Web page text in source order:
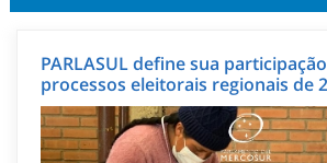
PARLASUL define sua
processos eleitorais regionais de